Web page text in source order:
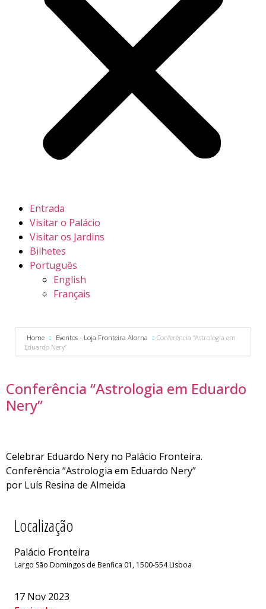
Entrada
Visitar o Palácio
Visitar os Jardins
Bilhetes
Português
English
Français
Home Eventos - Loja Fronteira Alorna
Conferência “Astrologia em
Eduardo Nery”
Conferência “Astrologia em Eduardo
Nery”
Celebrar Eduardo Nery no Palácio Fronteira.
Conferência “Astrologia em Eduardo Nery”
por Luís Resina de Almeida
Localização
Palácio Fronteira
Largo São Domingos de Benfica 01, 1500-554 Lisboa
17 Nov 2023